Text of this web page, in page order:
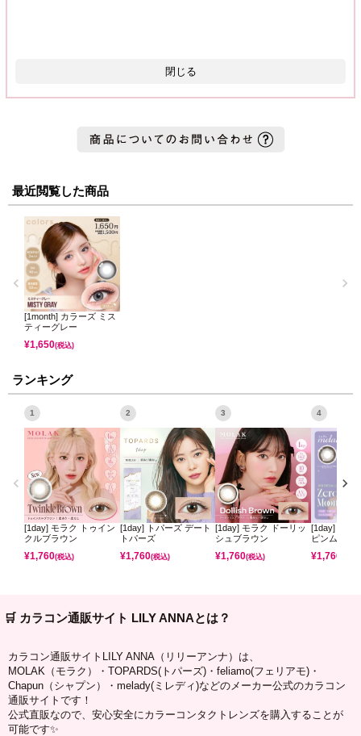
閉じる
最近閲覧した商品
[1month] カラーズ ミス
ティーグレー
¥1,650(税込)
ランキング
1
[1day] モラク トゥイン
クルブラウン
¥1,760(税込)
2
[1day] トパーズ デート
トパーズ
¥1,760(税込)
3
[1day] モラク ドーリッ
シュブラウン
¥1,760(税込)
4
[1day] ミレ
ピンムーン
¥1,760
🛒 カラコン通販サイト LILY ANNAとは？
カラコン通販サイトLILY ANNA（リリーアンナ）は、
MOLAK（モラク）・TOPARDS(トパーズ)・feliamo(フェリアモ)・
Chapun（シャプン）・melady(ミレディ)などのメーカー公式のカラコン
通販サイトです！
公式直販なので、安心安全にカラーコンタクトレンズを購入することが
可能です✨